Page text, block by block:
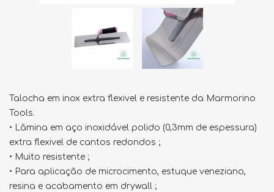
Talocha em inox extra flexivel e resistente da Marmorino
Tools.
• Lâmina em aço inoxidável polido (0,3mm de espessura)
extra flexivel de cantos redondos ;
• Muito resistente ;
• Para aplicação de microcimento, estuque veneziano,
resina e acabamento em drywall ;